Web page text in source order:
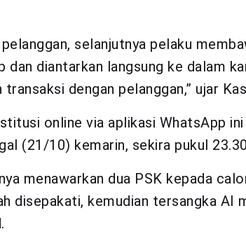
selanjutnya pelaku
dan diantarkan langsung ke dalam
dengan pelanggan,” ujar
online via aplikasi WhatsApp
(21/10) kemarin, sekira pukul
menawarkan dua PSK kepada
disepakati, kemudian tersangka AI